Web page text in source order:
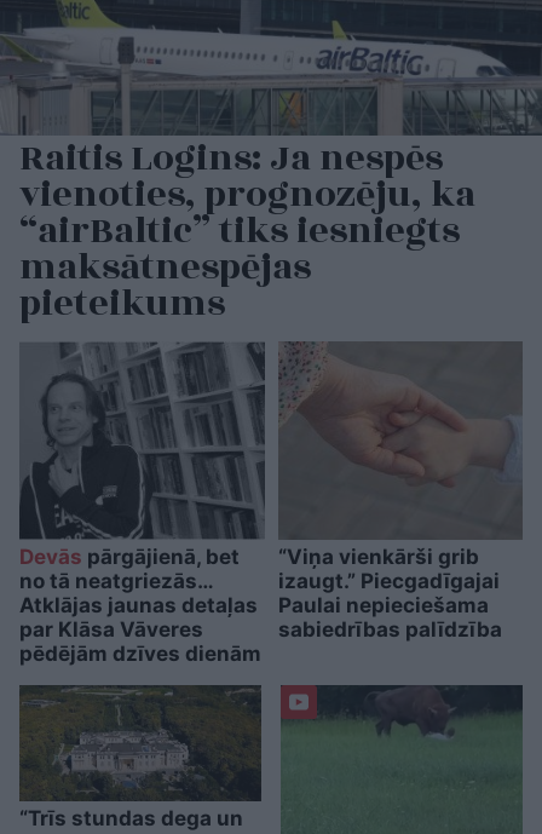
Raitis Logins: Ja nespēs
vienoties, prognozēju, ka
“airBaltic” tiks iesniegts
maksātnespējas
pieteikums
Devās pārgājienā, bet
no tā neatgriezās…
Atklājas jaunas detaļas
par Klāsa Vāveres
pēdējām dzīves dienām
“Viņa vienkārši grib
izaugt.” Piecgadīgajai
Paulai nepieciešama
sabiedrības palīdzība
“Trīs stundas dega un